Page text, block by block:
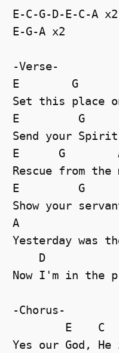
E-C-G-D-E-C-A x2
E-G-A x2
-Verse-
E
G
Set this place
E
G
Send your
E
G
Rescue from the
E
G
Show your
A
Yesterday was
D
Now I'm in the
-Chorus-
E
C
Yes our God,